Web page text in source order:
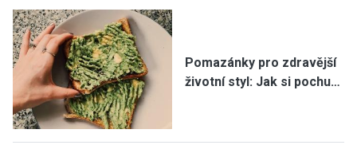
Pomazánky pro zdravější
životní styl: Jak si pochu…